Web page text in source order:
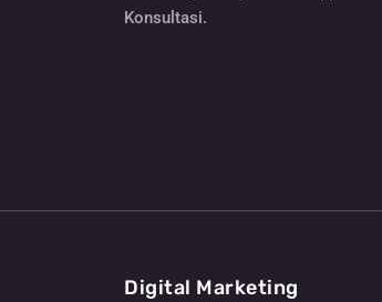
Konsultasi.
Digital Marketing